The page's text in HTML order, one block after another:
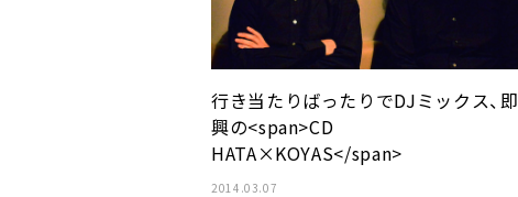
行き当たりばったりでDJミックス、即
興の<span>CD
HATA×KOYAS</span>
2014.03.07